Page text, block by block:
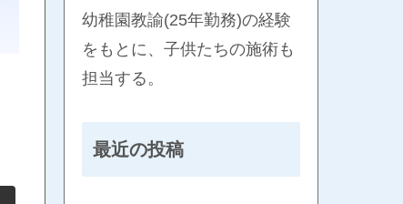
幼稚園教諭(25年勤務)の経験
をもとに、子供たちの施術も
担当する。
最近の投稿